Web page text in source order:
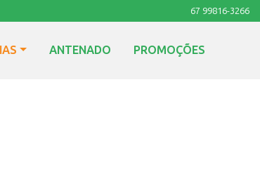
67 99816-3266
ANTENADO PROMOÇÕES